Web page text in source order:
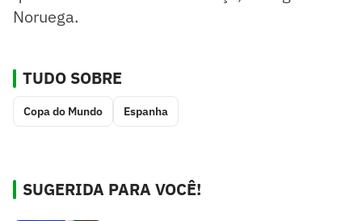
Noruega.
TUDO SOBRE
Copa do Mundo Espanha
SUGERIDA PARA VOCÊ!